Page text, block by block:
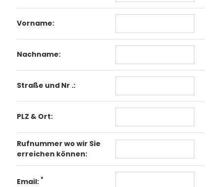
Vorname:
Nachname:
Straße und Nr .:
PLZ & Ort:
Rufnummer wo wir Sie
erreichen können:
Email: *